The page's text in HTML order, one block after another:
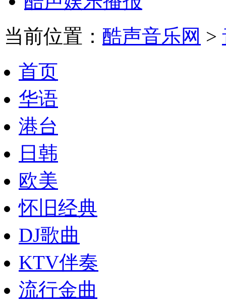
当前位置： 酷声音乐网 >
首页
华语
港台
日韩
欧美
怀旧经典
DJ歌曲
KTV伴奏
流行金曲